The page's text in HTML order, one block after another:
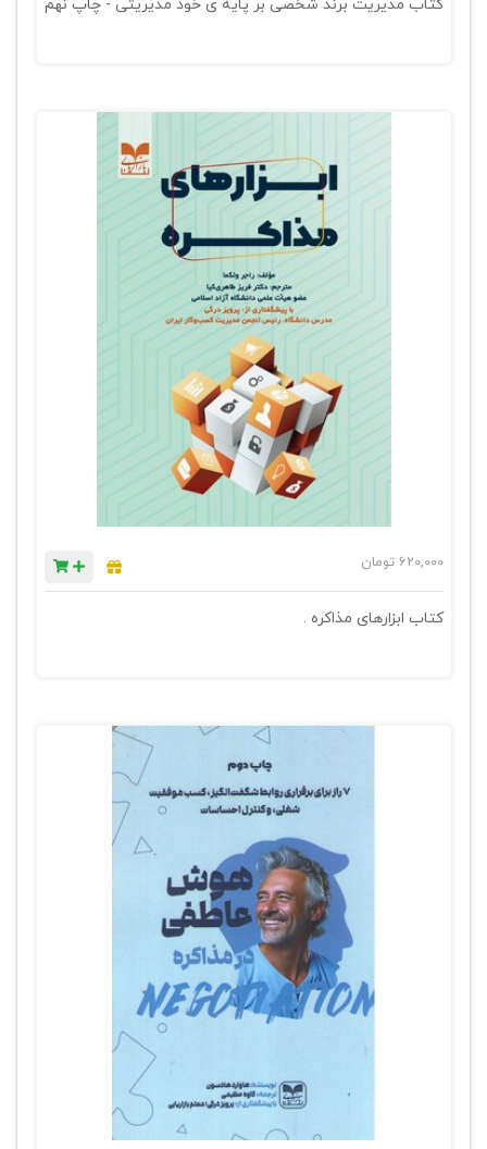
کتاب مدیریت برند شخصی بر پایه ی خود مدیریتی - چاپ نهم
620,000 تومان
کتاب ابزارهای مذاکره .